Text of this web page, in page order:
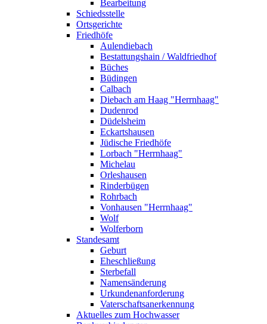
Bearbeitung
Schiedsstelle
Ortsgerichte
Friedhöfe
Aulendiebach
Bestattungshain / Waldfriedhof
Büches
Büdingen
Calbach
Diebach am Haag "Herrnhaag"
Dudenrod
Düdelsheim
Eckartshausen
Jüdische Friedhöfe
Lorbach "Herrnhaag"
Michelau
Orleshausen
Rinderbügen
Rohrbach
Vonhausen "Herrnhaag"
Wolf
Wolferborn
Standesamt
Geburt
Eheschließung
Sterbefall
Namensänderung
Urkundenanforderung
Vaterschaftsanerkennung
Aktuelles zum Hochwasser